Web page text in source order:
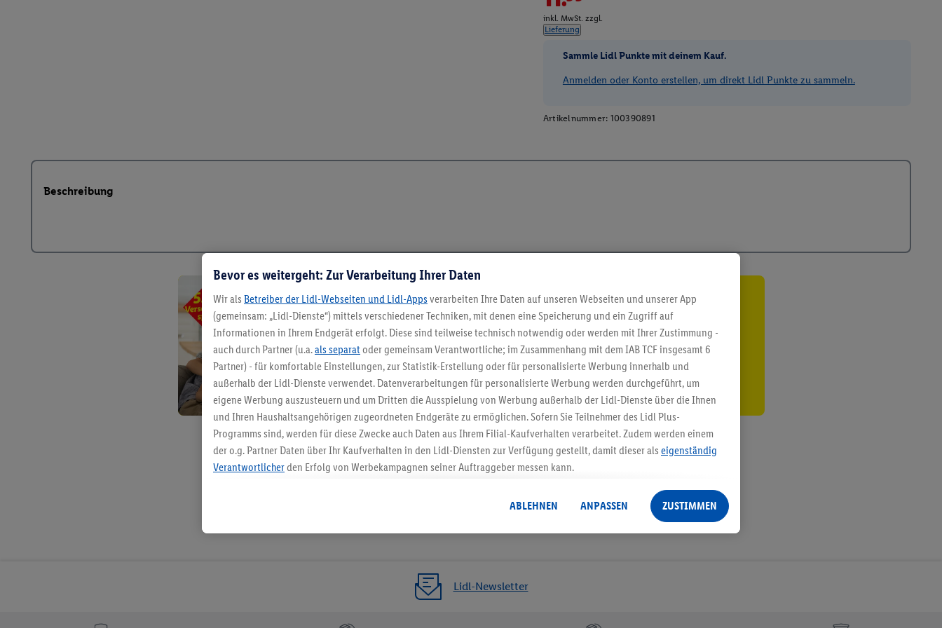
inkl. MwSt. zzgl.
Lieferung
Sammle Lidl Punkte mit deinem Kauf.
Anmelden oder Konto erstellen, um direkt Lidl Punkte zu sammeln.
Artikelnummer: 100390891
Beschreibung
5.95 € Versand sparen³²ᵃ
Jetzt zum Newsletter anmelden
Gutschein sichern!
Lidl-Newsletter
Bevor es weitergeht: Zur Verarbeitung Ihrer Daten
Wir als Betreiber der Lidl-Webseiten und Lidl-Apps verarbeiten Ihre Daten auf unseren Webseiten und unserer App
(gemeinsam: „Lidl-Dienste“) mittels verschiedener Techniken, mit denen eine Speicherung und ein Zugriff auf
Informationen in Ihrem Endgerät erfolgt. Diese sind teilweise technisch notwendig oder werden mit Ihrer Zustimmung -
auch durch Partner (u.a.als separat oder gemeinsam Verantwortliche; im Zusammenhang mit dem IAB TCF insgesamt 6
Partner) - für komfortable Einstellungen, zur Statistik-Erstellung oder für personalisierte Werbung innerhalb und
außerhalb der Lidl-Dienste verwendet. Datenverarbeitungen für personalisierte Werbung werden durchgeführt, um
eigene Werbung auszusteuern und um Dritten die Ausspielung von Werbung außerhalb der Lidl-Dienste über die Ihnen
und Ihren Haushaltsangehörigen zugeordneten Endgeräte zu ermöglichen. Sofern Sie Teilnehmer des Lidl Plus-
Programms sind, werden für diese Zwecke auch Daten aus Ihrem Filial-Kaufverhalten verarbeitet. Zudem werden einem
der o.g. Partner Daten über Ihr Kaufverhalten in den Lidl-Diensten zur Verfügung gestellt, damit dieser als eigenständig
Verantwortlicherden Erfolg von Werbekampagnen seiner Auftraggeber messen kann.
angereicherten Profilen. Dies umfasst die Zusammenführung von Daten (z.B. über Ihre Nutzung der Lidl-Dienste, Ihr
Kaufverhalten in den Lidl-Diensten, Informationen aus Ihrem Kundenkonto - z.B. Alter oder Geschlecht - sowie Ihre
genauen Standortdaten) auch über verschiedene Endgeräte und Lidl-Dienste hinweg einschließlich dem Speichern von
Erfolgsmessung der Werbung, zur Zielgruppenforschung, zur Entwicklung von Angeboten sowie zur technischen
Sicherung und Optimierung dieser Werbeausspielungen.
ABLEHNEN ANPASSEN ZUSTIMMEN